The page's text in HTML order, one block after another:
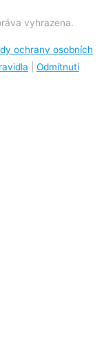
vyhrazena.
ochrany osobních
Odmítnutí